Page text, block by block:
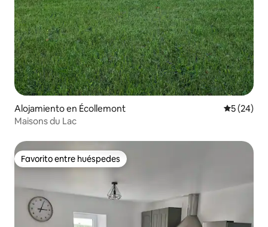
Alojamiento en Écollemont
5 (24)
Maisons du Lac
Favorito entre huéspedes
Favorito entre huéspedes